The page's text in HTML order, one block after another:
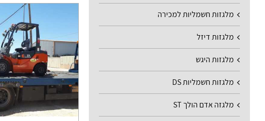
מלגזות חשמליות למכירה
מלגזות דיזל
מלגזות היגש
מלגזות חשמליות DS
מלגזה אדם הולך ST